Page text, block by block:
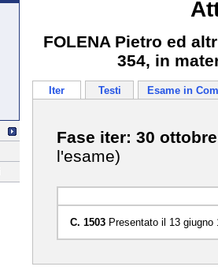
FOLENA Pietro ed
354, in
Iter Testi Esame in
Fase iter: 30
l'esame)
C. 1503 Presentato il 13 giugno